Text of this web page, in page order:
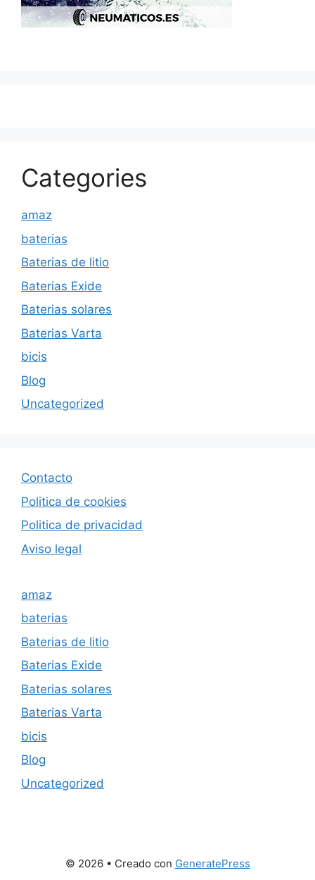
Categories
amaz
baterias
Baterias de litio
Baterias Exide
Baterias solares
Baterias Varta
bicis
Blog
Uncategorized
Contacto
Politica de cookies
Politica de privacidad
Aviso legal
amaz
baterias
Baterias de litio
Baterias Exide
Baterias solares
Baterias Varta
bicis
Blog
Uncategorized
© 2026 • Creado con GeneratePress